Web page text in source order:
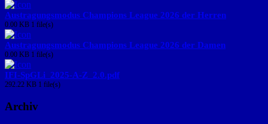
Austragungsmodus Champions League 2026 der Herren
0.00 KB 1 file(s)
Austragungsmodus Champions League 2026 der Damen
0.00 KB 1 file(s)
IFI-SpGLi_2025-A-Z_2.0.pdf
292.22 KB 1 file(s)
Archiv